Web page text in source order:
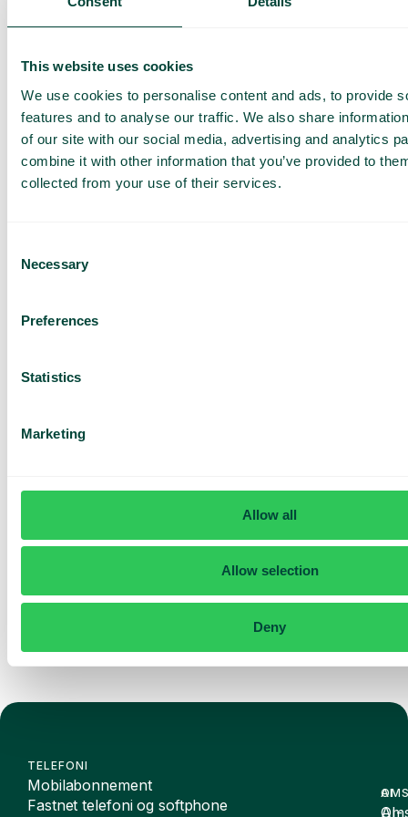
This website uses cookies
We use cookies to personalise content and ads, to provide
features and to analyse our traffic. We also share
of our site with our social media, advertising and analytics
combine it with other information that you’ve provided to
collected from your use of their services.
Selection
Necessary
Preferences
Statistics
Marketing
Allow all
Allow selection
Deny
Få en
skræddersyet
Gennemgang af vores
virksomhed
Jeg accepterer at modtage
markedsføringsmateriale og
Send
TELEFONI
Mobilabonnement
Fastnet telefoni og softphone
AI
AI-